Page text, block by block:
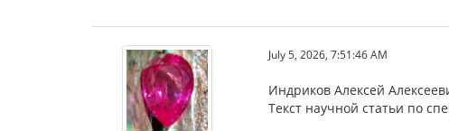
July 5, 2026, 7:51:46 AM
Индриков Алексей
Текст научной статьи по